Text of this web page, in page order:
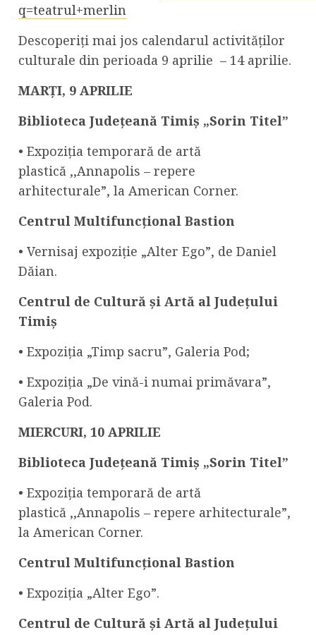
q=teatrul+merlin
Descoperiți mai jos calendarul activităților
culturale din perioada 9 aprilie – 14 aprilie.
MARȚI, 9 APRILIE
Biblioteca Județeană Timiș „Sorin Titel”
• Expoziția temporară de artă
plastică ,,Annapolis – repere
arhitecturale”, la American Corner.
Centrul Multifuncțional Bastion
• Vernisaj expoziție „Alter Ego”, de Daniel
Dăian.
Centrul de Cultură și Artă al Județului
Timiș
• Expoziția „Timp sacru”, Galeria Pod;
• Expoziția „De vină-i numai primăvara”,
Galeria Pod.
MIERCURI, 10 APRILIE
Biblioteca Județeană Timiș „Sorin Titel”
• Expoziția temporară de artă
plastică ,,Annapolis – repere arhitecturale”,
la American Corner.
Centrul Multifuncțional Bastion
• Expoziția „Alter Ego”.
Centrul de Cultură și Artă al Județului